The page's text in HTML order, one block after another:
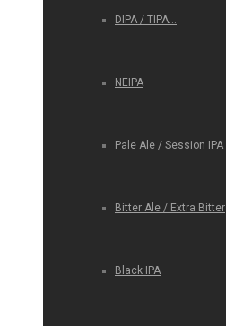
DIPA / TIPA…
NEIPA
Pale Ale / Session IPA
Bitter Ale / Extra Bitter
Black IPA